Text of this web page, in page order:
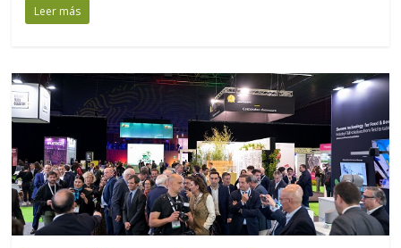
Leer más